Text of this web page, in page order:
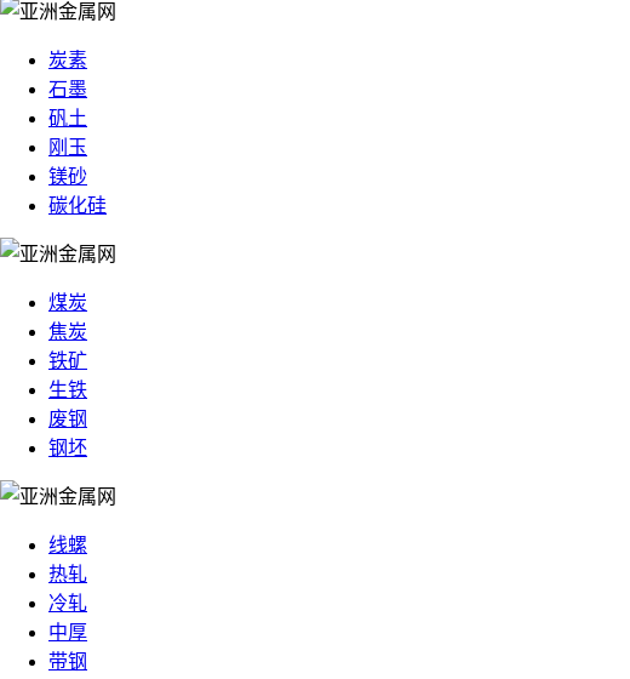
炭素
石墨
矾土
刚玉
镁砂
碳化硅
煤炭
焦炭
铁矿
生铁
废钢
钢坯
线螺
热轧
冷轧
中厚
带钢